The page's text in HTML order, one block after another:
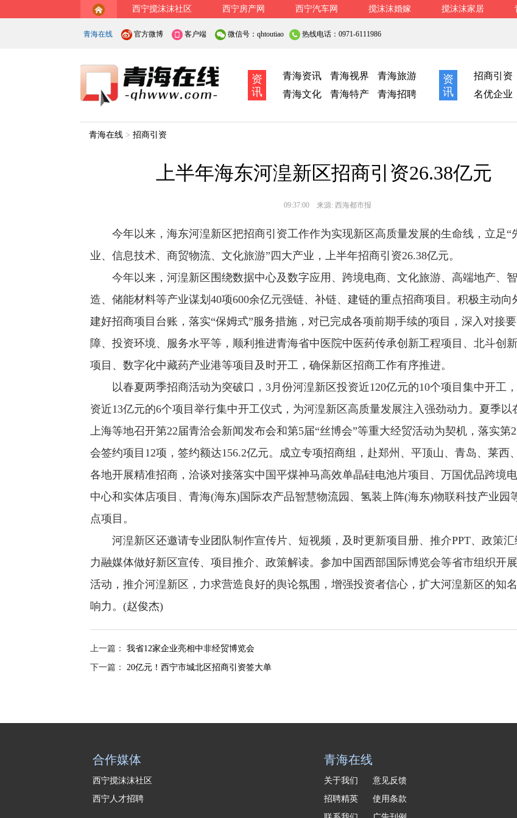
西宁搅沫沫社区 西宁房产网 西宁汽车网 搅沫沫婚嫁 搅沫沫家居
青海在线 官方微博 客户端 微信号：qhtoutiao 热线电话：0971-6111986
资
讯
青海资讯 青海视界
青海旅游
青海文化
青海特产 青海招聘
资
讯
招商引资
名优企业
青海在线 > 招商引资
上半年海东河湟新区招商引资26.38亿元
09:37:00 来源: 西海都市报
今年以来，海东河湟新区把招商引资工作作为实现新区高质量发展的生命线，立足“
业、信息技术、商贸物流、文化旅游”四大产业，上半年招商引资26.38亿元。
今年以来，河湟新区围绕数据中心及数字应用、跨境电商、文化旅游、高端地产、智
造、储能材料等产业谋划40项600余亿元强链、补链、建链的重点招商项目。积极主动向
建好招商项目台账，落实“保姆式”服务措施，对已完成各项前期手续的项目，深入对接
障、投资环境、服务水平等，顺利推进青海省中医院中医药传承创新工程项目、北斗创
项目、数字化中藏药产业港等项目及时开工，确保新区招商工作有序推进。
以春夏两季招商活动为突破口，3月份河湟新区投资近120亿元的10个项目集中开工
资近13亿元的6个项目举行集中开工仪式，为河湟新区高质量发展注入强劲动力。夏季以
上海等地召开第22届青洽会新闻发布会和第5届“丝博会”等重大经贸活动为契机，落实第
会签约项目12项，签约额达156.2亿元。成立专项招商组，赴郑州、平顶山、青岛、莱西
各地开展精准招商，洽谈对接落实中国平煤神马高效单晶硅电池片项目、万国优品跨境
中心和实体店项目、青海(海东)国际农产品智慧物流园、氢装上阵(海东)物联科技产业园
点项目。
河湟新区还邀请专业团队制作宣传片、短视频，及时更新项目册、推介PPT、政策汇
力融媒体做好新区宣传、项目推介、政策解读。参加中国西部国际博览会等省市组织开
活动，推介河湟新区，力求营造良好的舆论氛围，增强投资者信心，扩大河湟新区的知
响力。(赵俊杰)
上一篇： 我省12家企业亮相中非经贸博览会
下一篇： 20亿元！西宁市城北区招商引资签大单
合作媒体
西宁搅沫沫社区
西宁人才招聘
青海在线
关于我们
意见反馈
招聘精英
使用条款